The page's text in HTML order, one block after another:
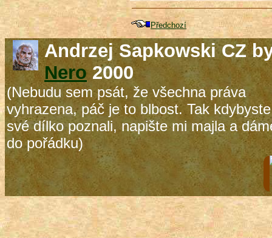
Předchozí
Andrzej Sapkowski CZ
Nero2000
(Nebudu sem psát, že všechna práva
vyhrazena, páč je to blbost. Tak
své dílko poznali, napište mi majla a
do pořádku)